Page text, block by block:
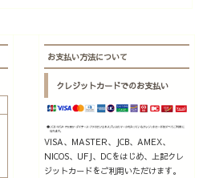
お支払い方法について
クレジットカードでのお支払い
VISA、MASTER、JCB、AMEX、
NICOS、UFJ、DCをはじめ、上記クレ
ジットカードをご利用いただけます。